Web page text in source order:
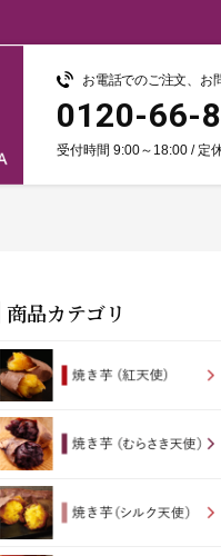
お電話でのご注文、お
0120-66-
受付時間 9:00～18:00 / 定
商品カテゴリ